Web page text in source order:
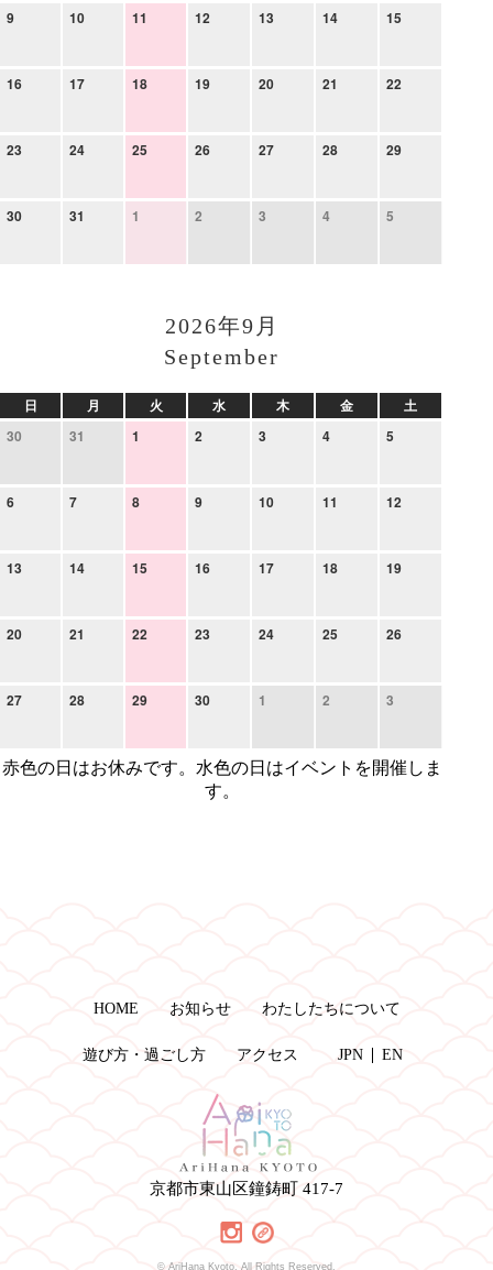
9 10 11 12 13 14 15
16 17 18 19 20 21 22
23 24 25 26 27 28 29
30 31 1 2 3 4 5
2026年9月
September
日 月 火 水 木 金
土
30
31 1 2 3 4 5
6 7 8 9 10 11 12
13 14 15 16 17 18 19
20 21 22 23 24 25 26
27 28 29 30 1 2 3
赤色の日はお休みです。水色の日はイベントを開催しま
す。
HOME お知らせ わたしたちについて
遊び方・過ごし方 アクセス JPN EN
京都市東山区鐘鋳町 417-7
© AriHana Kyoto. All Rights Reserved.